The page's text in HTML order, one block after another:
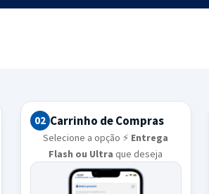
02 Carrinho de Compras
Selecione a opção ⚡ Entrega
Flash ou Ultra que deseja